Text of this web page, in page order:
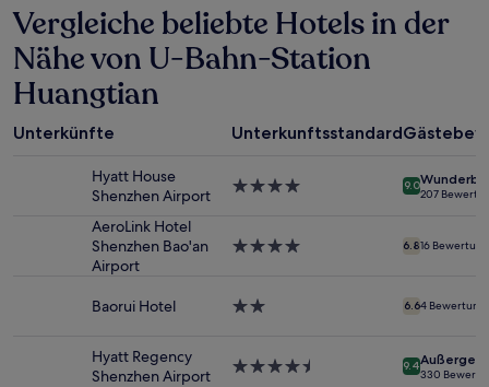
den
letzten
24 Stunden
für
einen
Aufenthalt
mit
2 Erwachsenen
Vergleiche beliebte Hotels in der
Nähe von U-Bahn-Station
Huangtian
Unterkünfte Unterkunftsstandard
Hyatt House
Shenzhen Airport
4.0-
9.0
207
AeroLink Hotel
Shenzhen Bao'an
Airport
4.0-
6.816
Baorui Hotel
2.0-
6.64
Hyatt Regency
Shenzhen Airport
4.5-
9.4
330